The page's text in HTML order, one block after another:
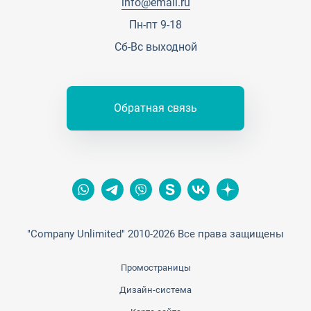
Пн-пт 9-18
Сб-Вс выходной
Обратная связь
"Company Unlimited" 2010-2026 Все права защищены
Промостраницы
Дизайн-система